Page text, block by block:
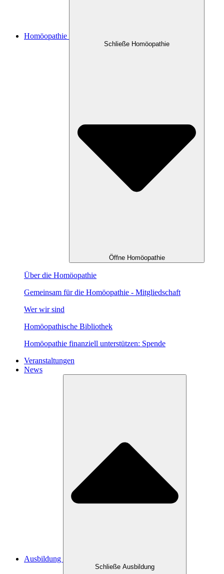
Homöopathie
Schließe Homöopathie
Öffne Homöopathie
Über die Homöopathie
Gemeinsam für die Homöopathie - Mitgliedschaft
Wer wir sind
Homöopathische Bibliothek
Homöopathie finanziell unterstützen: Spende
Veranstaltungen
News
Ausbildung
Schließe Ausbildung